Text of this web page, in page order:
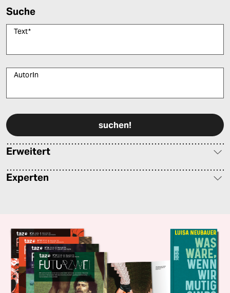
Suche
Text*
AutorIn
Erweitert
Experten